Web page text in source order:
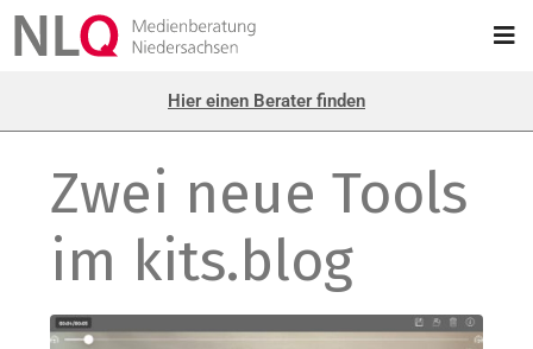
Hier einen Berater finden
Zwei neue Tools
im kits.blog